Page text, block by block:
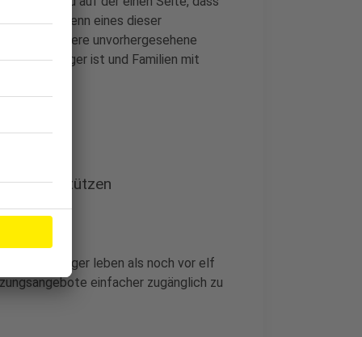
auch, wenn eines dieser
oder andere unvorhergesehene
brüchiger ist und Familien mit
unterstützen
vielfältiger leben als noch vor elf
einfacher zugänglich zu